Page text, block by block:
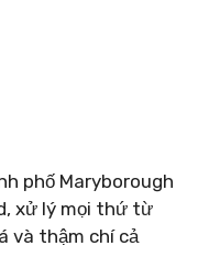
phố Maryborough
xử lý mọi thứ từ
và thậm chí cả